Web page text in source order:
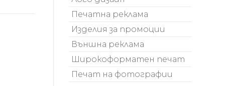
Печатна реклама
Изделия за промоции
Външна реклама
Широкоформатен печат
Печат на фотографии